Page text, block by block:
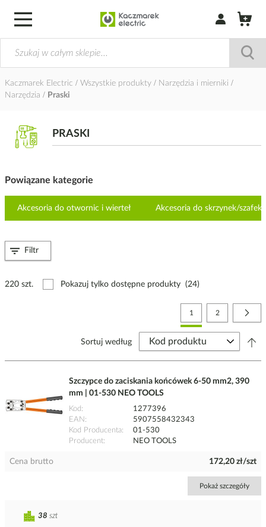
Zaloguj się /
Kaczmarek Electric Wszystkie produkty
Narzędzia i mierniki
Narzędzia
Praski
PRASKI
Powiązane kategorie
Akcesoria do otwornic i wierteł Akcesoria do skrzynek/
220 szt. Pokazuj tylko dostępne produkty (24)
Strona
Aktualnie czytasz stronę
1 Strona
2
Sortuj według
Szczypce do zaciskania końcówek 6-50 mm2, 390
mm | 01-530 NEO TOOLS
Kod
1277396
EAN
5907558432343
Kod Producenta
01-530
Producent
NEO TOOLS
Cena brutto 172,20 zł/szt
Pokaż szczegóły
38 szt
Filtr